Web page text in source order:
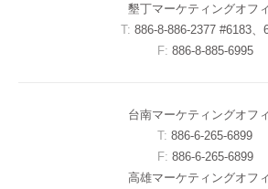
墾丁マーケティングオフ
T: 886-8-886-2377 #6183、
F: 886-8-885-6995
台南マーケティングオフ
T: 886-6-265-6899
F: 886-6-265-6899
高雄マーケティングオフ